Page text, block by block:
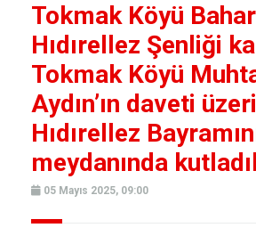
Tokmak Köyü
Hıdırellez Şenliği
Tokmak Köyü
Aydın’ın daveti
Hıdırellez
meydanında
05 Mayıs 2025, 09:00